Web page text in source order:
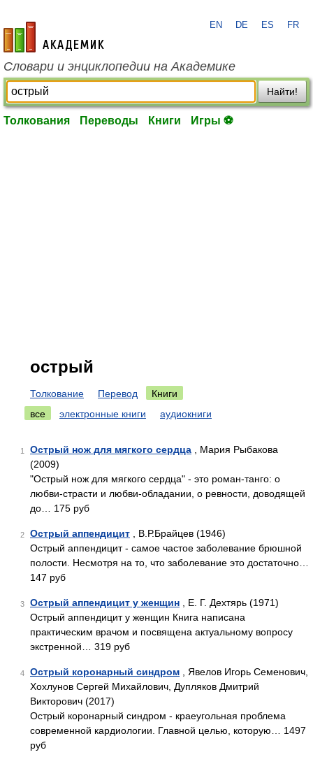
academic.ru
EN DE ES FR
Словари и энциклопедии на Академике
Найти!
Толкования Переводы Книги Игры ⚽
острый
Толкование Перевод
Книги
все
электронные книги аудиокниги
1 Острый нож для мягкого сердца , Мария Рыбакова
(2009)
"Острый нож для мягкого сердца" - это роман-танго: о
любви-страсти и любви-обладании, о ревности, доводящей
до… 175 руб
2 Острый аппендицит , В.Р.Брайцев (1946)
Острый аппендицит - самое частое заболевание брюшной
полости. Несмотря на то, что заболевание это достаточно…
147 руб
3 Острый аппендицит у женщин , Е. Г. Дехтярь (1971)
Острый аппендицит у женщин Книга написана
практическим врачом и посвящена актуальному вопросу
экстренной… 319 руб
4 Острый коронарный синдром , Явелов Игорь Семенович,
Хохлунов Сергей Михайлович, Дупляков Дмитрий
Викторович (2017)
Острый коронарный синдром - краеугольная проблема
современной кардиологии. Главной целью, которую… 1497
руб